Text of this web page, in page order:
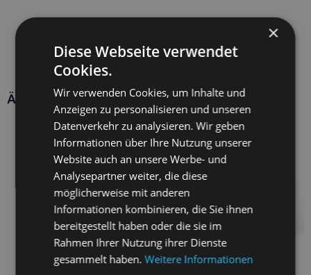
Ähnliche Produkte
×
Diese Webseite verwendet
Cookies.
Wir verwenden Cookies, um Inhalte und
Anzeigen zu personalisieren und unseren
Datenverkehr zu analysieren. Wir geben
Informationen über Ihre Nutzung unserer
Website auch an unsere Werbe- und
Analysepartner weiter, die diese
möglicherweise mit anderen
Informationen kombinieren, die Sie ihnen
bereitgestellt haben oder die sie im
Rahmen Ihrer Nutzung ihrer Dienste
gesammelt haben.Weitere Informationen